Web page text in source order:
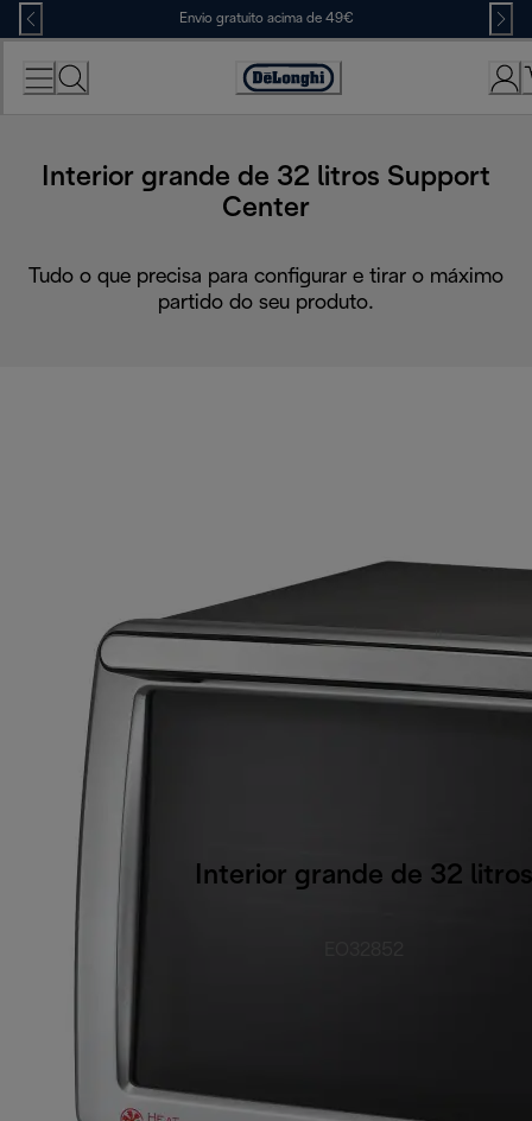
Skip
to
Content
Envio gratuito acima de 49€
Accessibility
Interior grande de 32 litros Support
Center
Tudo o que precisa para configurar e tirar o máximo
partido do seu produto.
Interior grande de 32 litros